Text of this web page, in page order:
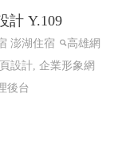
計 Y.109
澎湖住宿
高雄網
設計, 企業形象網
後台